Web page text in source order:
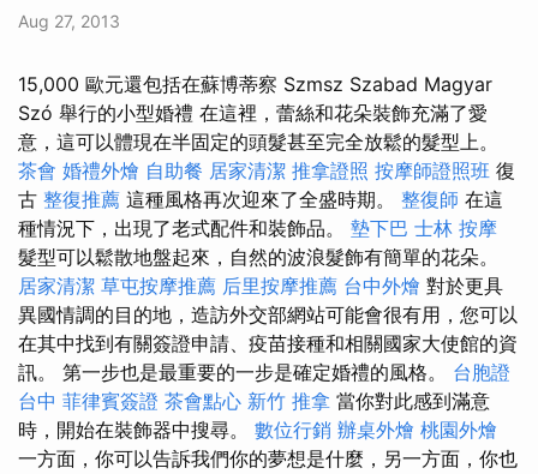
Aug 27, 2013
15,000 歐元還包括在蘇博蒂察 Szmsz Szabad Magyar
Szó 舉行的小型婚禮 在這裡，蕾絲和花朵裝飾充滿了愛
意，這可以體現在半固定的頭髮甚至完全放鬆的髮型上。
茶會 婚禮外燴 自助餐 居家清潔 推拿證照 按摩師證照班 復
古 整復推薦 這種風格再次迎來了全盛時期。 整復師 在這
種情況下，出現了老式配件和裝飾品。 墊下巴 士林 按摩
髮型可以鬆散地盤起來，自然的波浪髮飾有簡單的花朵。
居家清潔 草屯按摩推薦 后里按摩推薦 台中外燴 對於更具
異國情調的目的地，造訪外交部網站可能會很有用，您可以
在其中找到有關簽證申請、疫苗接種和相關國家大使館的資
訊。 第一步也是最重要的一步是確定婚禮的風格。 台胞證
台中 菲律賓簽證 茶會點心 新竹 推拿 當你對此感到滿意
時，開始在裝飾器中搜尋。 數位行銷 辦桌外燴 桃園外燴
一方面，你可以告訴我們你的夢想是什麼，另一方面，你也